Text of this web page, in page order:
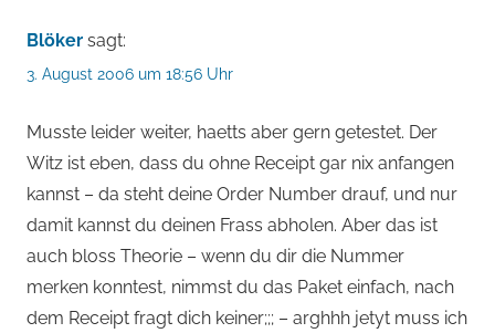
Blöker sagt:
3. August 2006 um 18:56 Uhr
Musste leider weiter, haetts aber gern getestet. Der
Witz ist eben, dass du ohne Receipt gar nix anfangen
kannst – da steht deine Order Number drauf, und nur
damit kannst du deinen Frass abholen. Aber das ist
auch bloss Theorie – wenn du dir die Nummer
merken konntest, nimmst du das Paket einfach, nach
dem Receipt fragt dich keiner;;; – arghhh jetyt muss ich